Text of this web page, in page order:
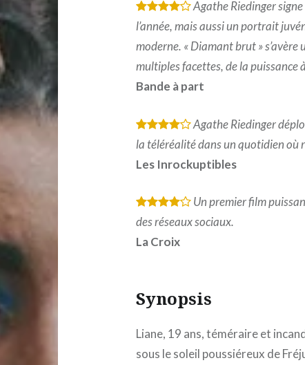
* * * *
Agathe Riedinger
l’année, mais aussi un portrait
moderne. « Diamant brut »
multiples facettes, de la puissance
Bande à part
* * * *
Agathe Riedinger
la téléréalité dans un quotidien où
Les Inrockuptibles
* * * *
Un premier film
des réseaux sociaux.
La Croix
Synopsis
Liane, 19 ans, téméraire et
sous le soleil poussiéreux de